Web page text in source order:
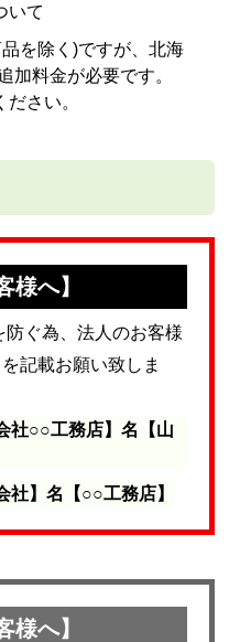
を除く)ですが、北海
加料金が必要です。
さい。
様へ】
ぐ為、法人のお客様
を記載お願い致しま
社○○工務店】名【山
】名【○○工務店】
様へ】